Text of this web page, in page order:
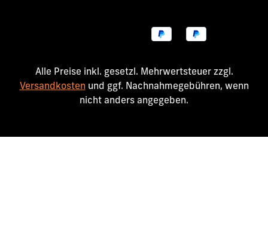
Alle Preise inkl. gesetzl. Mehrwertsteuer zzgl.
Versandkosten und ggf. Nachnahmegebühren, wenn
nicht anders angegeben.